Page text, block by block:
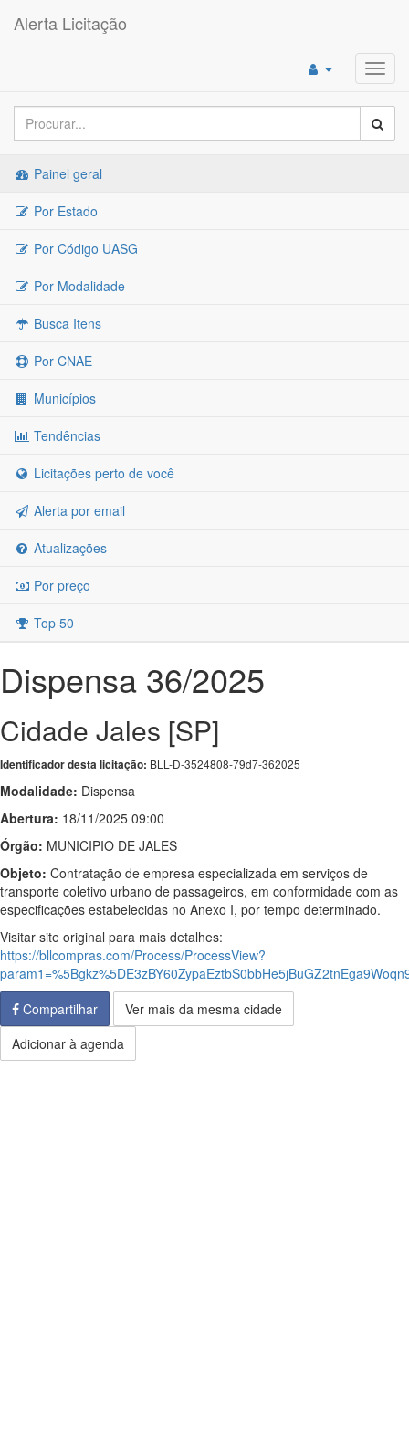
Alerta Licitação
Painel geral
Por Estado
Por Código UASG
Por Modalidade
Busca Itens
Por CNAE
Municípios
Tendências
Licitações perto de você
Alerta por email
Atualizações
Por preço
Top 50
Dispensa 36/2025
Cidade Jales [SP]
Identificador desta licitação: BLL-D-3524808-79d7-362025
Modalidade: Dispensa
Abertura: 18/11/2025 09:00
Órgão: MUNICIPIO DE JALES
Objeto: Contratação de empresa especializada em serviços de
transporte coletivo urbano de passageiros, em conformidade com as
especificações estabelecidas no Anexo I, por tempo determinado.
Visitar site original para mais detalhes:
https://bllcompras.com/Process/ProcessView?
Compartilhar
Ver mais da mesma cidade
Adicionar à agenda